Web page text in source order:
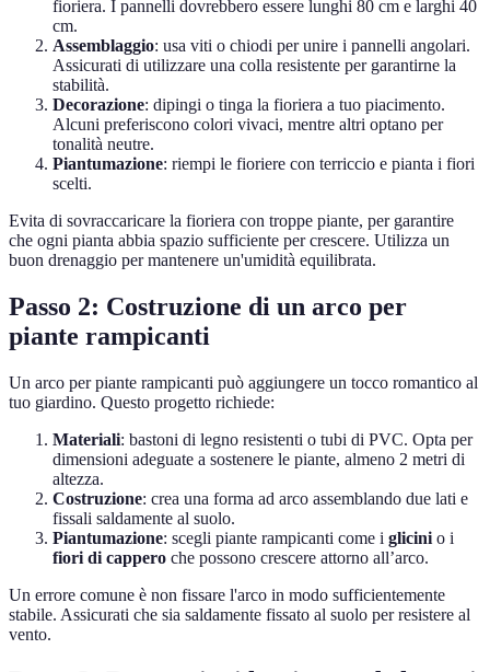
fioriera. I pannelli dovrebbero essere lunghi 80 cm e larghi 40
cm.
Assemblaggio: usa viti o chiodi per unire i pannelli angolari.
Assicurati di utilizzare una colla resistente per garantirne la
stabilità.
Decorazione: dipingi o tinga la fioriera a tuo piacimento.
Alcuni preferiscono colori vivaci, mentre altri optano per
tonalità neutre.
Piantumazione: riempi le fioriere con terriccio e pianta i fiori
scelti.
Evita di sovraccaricare la fioriera con troppe piante, per garantire
che ogni pianta abbia spazio sufficiente per crescere. Utilizza un
buon drenaggio per mantenere un'umidità equilibrata.
Passo 2: Costruzione di un arco per
piante rampicanti
Un arco per piante rampicanti può aggiungere un tocco romantico al
tuo giardino. Questo progetto richiede:
Materiali: bastoni di legno resistenti o tubi di PVC. Opta per
dimensioni adeguate a sostenere le piante, almeno 2 metri di
altezza.
Costruzione: crea una forma ad arco assemblando due lati e
fissali saldamente al suolo.
Piantumazione: scegli piante rampicanti come i glicini o i
fiori di cappero che possono crescere attorno all’arco.
Un errore comune è non fissare l'arco in modo sufficientemente
stabile. Assicurati che sia saldamente fissato al suolo per resistere al
vento.